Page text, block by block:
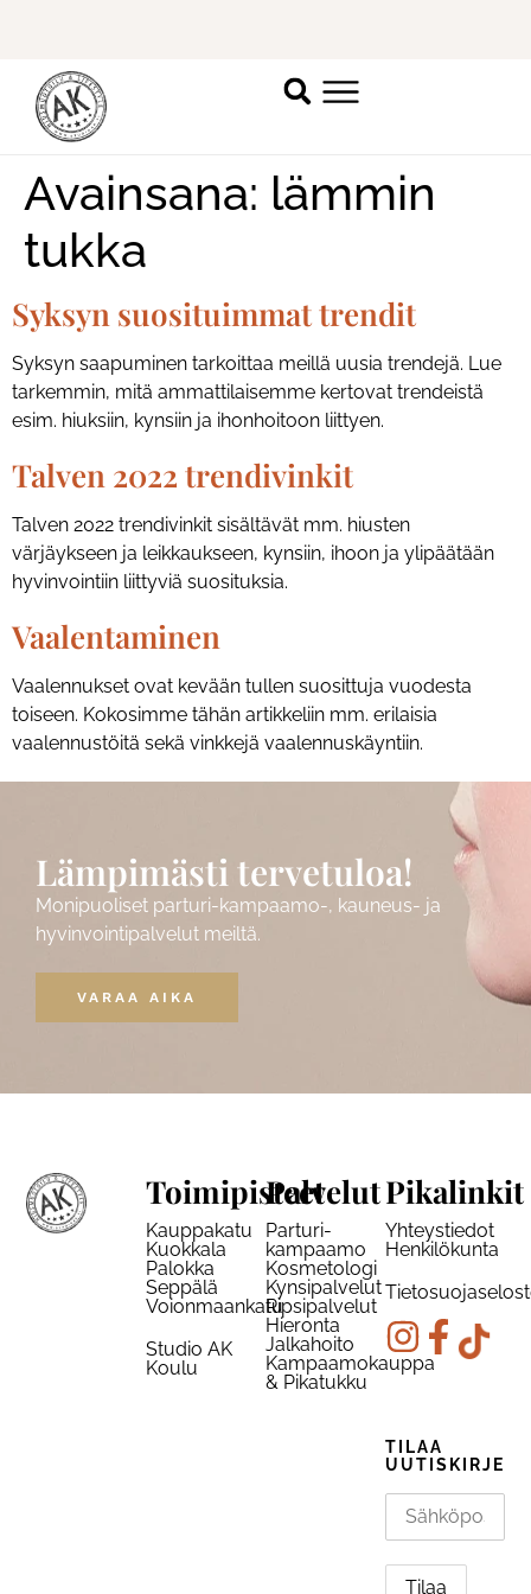
Kesän trendivinkit!
Avainsana: lämmin
tukka
Syksyn suosituimmat trendit
Syksyn saapuminen tarkoittaa meillä uusia trendejä. Lue
tarkemmin, mitä ammattilaisemme kertovat trendeistä
esim. hiuksiin, kynsiin ja ihonhoitoon liittyen.
Talven 2022 trendivinkit
Talven 2022 trendivinkit sisältävät mm. hiusten
värjäykseen ja leikkaukseen, kynsiin, ihoon ja ylipäätään
hyvinvointiin liittyviä suosituksia.
Vaalentaminen
Vaalennukset ovat kevään tullen suosittuja vuodesta
toiseen. Kokosimme tähän artikkeliin mm. erilaisia
vaalennustöitä sekä vinkkejä vaalennuskäyntiin.
Lämpimästi tervetuloa!
Monipuoliset parturi-kampaamo-, kauneus- ja
hyvinvointipalvelut meiltä.
VARAA AIKA
Toimipisteet
Kauppakatu
Kuokkala
Palokka
Seppälä
Voionmaankatu
Studio AK
Koulu
Palvelut
Parturi-
kampaamo
Kosmetologi
Kynsipalvelut
Ripsipalvelut
Hieronta
Jalkahoito
Kampaamokauppa
& Pikatukku
Pikalinkit
Yhteystiedot
Henkilökunta
TILAA
UUTISKIRJE